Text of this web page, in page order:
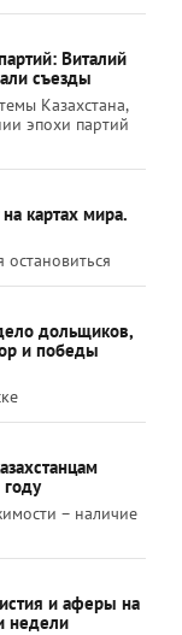
Виталий
съезды
Казахстана,
эпохи партий
картах мира.
остановиться
дольщиков,
и победы
– наличие
и аферы на
недели